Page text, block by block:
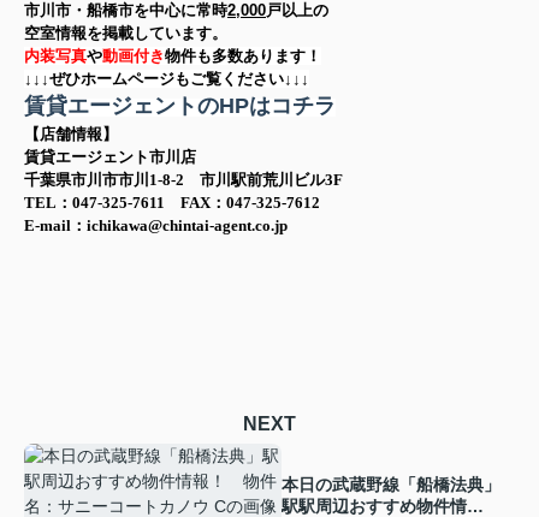
市川市・船橋市を中心に常時2,000戸以上の
空室情報を掲載しています。
内装写真や動画付き物件も多数あります！
↓↓↓ぜひホームページもご覧ください↓↓↓
賃貸エージェントのHPはコチラ
【店舗情報】
賃貸エージェント市川店
千葉県市川市市川1-8-2 市川駅前荒川ビル3F
TEL：047-325-7611 FAX：047-325-7612
E-mail：ichikawa@chintai-agent.co.jp
NEXT
本日の武蔵野線「船橋法典」
駅駅周辺おすすめ物件情